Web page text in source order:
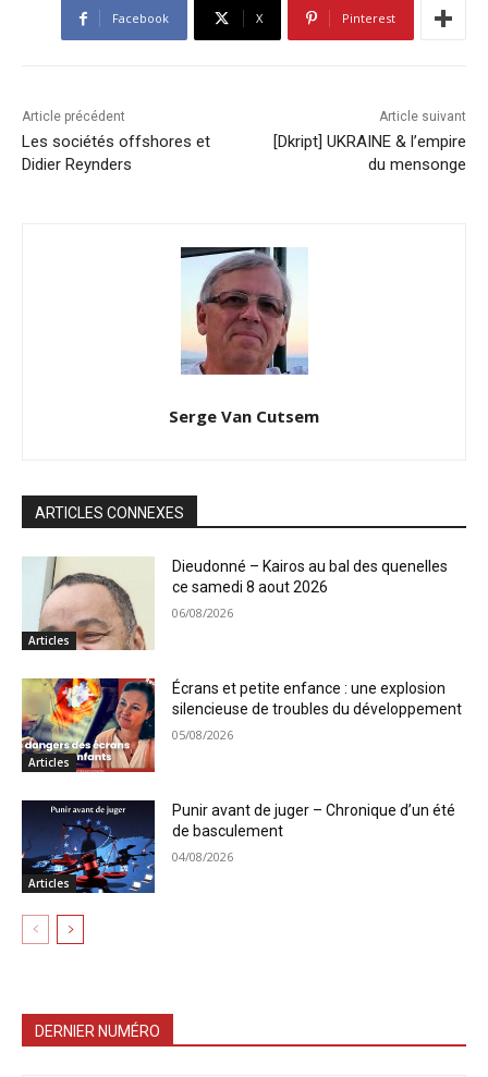
Facebook X Pinterest
Article précédent
Les sociétés offshores et
Didier Reynders
Article suivant
[Dkript] UKRAINE & l’empire
du mensonge
Serge Van Cutsem
ARTICLES CONNEXES
Articles
Dieudonné – Kairos au bal des quenelles
ce samedi 8 aout 2026
06/08/2026
Articles
Écrans et petite enfance : une explosion
silencieuse de troubles du développement
05/08/2026
Articles
Punir avant de juger – Chronique d’un été
de basculement
04/08/2026
DERNIER NUMÉRO